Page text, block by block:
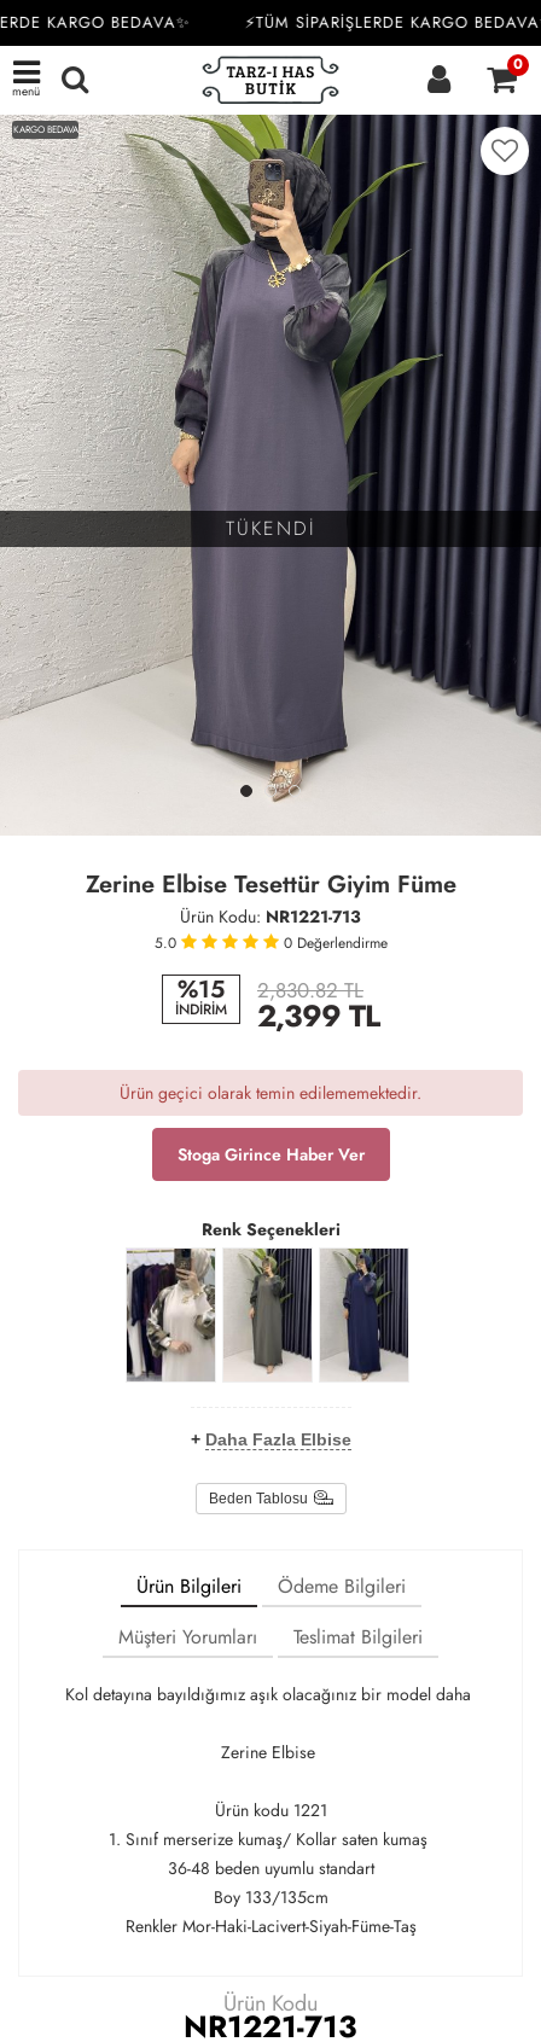
KARGO BEDAVA✨ ⚡TÜM SİPARİŞLERDE KARGO
menü
0
TÜKENDİ
KARGO BEDAVA
Zerine Elbise Tesettür Giyim Füme
Ürün Kodu: NR1221-713
5.0 0 Değerlendirme
%15
İNDİRİM
2,830.82 TL
2,399TL
Ürün geçici olarak temin edilememektedir.
Stoga Girince Haber Ver
Renk Seçenekleri
+ Daha Fazla Elbise
Beden Tablosu
Ürün Bilgileri
Ödeme Bilgileri
Müşteri Yorumları
Teslimat Bilgileri
Kol detayına bayıldığımız aşık olacağınız bir model daha
Zerine Elbise
Ürün kodu 1221
1. Sınıf merserize kumaş/ Kollar saten kumaş
36-48 beden uyumlu standart
Boy 133/135cm
Renkler Mor-Haki-Lacivert-Siyah-Füme-Taş
Ürün Kodu
NR1221-713